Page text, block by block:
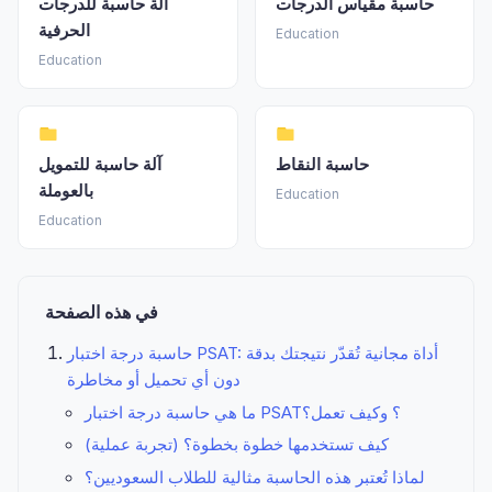
الحرفية
Education
Education
آلة حاسبة للتمويل
بالعوملة
Education
حاسبة النقاط
Education
في هذه الصفحة
حاسبة درجة اختبار PSAT: أداة مجانية تُقدّر نتيجتك بدقة
دون أي تحميل أو مخاطرة
ما هي حاسبة درجة اختبار PSAT؟ وكيف تعمل؟
كيف تستخدمها خطوة بخطوة؟ (تجربة عملية)
لماذا تُعتبر هذه الحاسبة مثالية للطلاب السعوديين؟